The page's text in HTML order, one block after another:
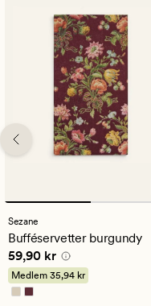
Sezane
Bufféservetter burgundy
Pris 59,90 kr
59,90 kr
Medlem 35,94 kr